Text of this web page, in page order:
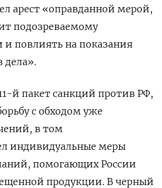
арест «оправданной мерой,
подозреваемому
повлиять на показания
дела».
й пакет санкций против РФ,
с обходом уже
в том
индивидуальные меры
помогающих России
продукции. В черный